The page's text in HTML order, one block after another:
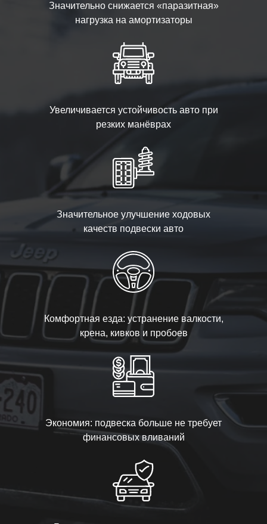
Значительно снижается «паразитная»
нагрузка на амортизаторы
Увеличивается устойчивость авто при
резких манёврах
Значительное улучшение ходовых
качеств подвески авто
Комфортная езда: устранение валкости,
крена, кивков и пробоев
Экономия: подвеска больше не требует
финансовых вливаний